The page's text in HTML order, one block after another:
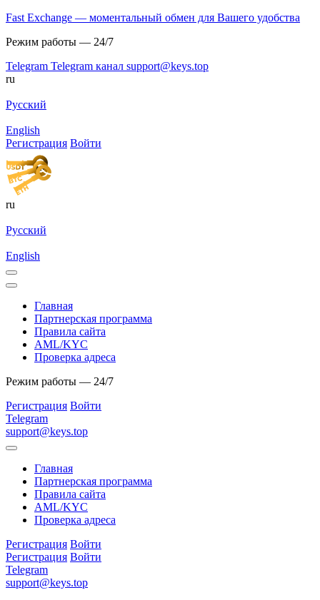
Fast Exchange — моментальный обмен для Вашего удобства
Режим работы — 24/7
Telegram Telegram канал support@keys.top
ru
Русский
English
Регистрация Войти
ru
Русский
English
Главная
Партнерская программа
Правила сайта
AML/KYC
Проверка адреса
Режим работы — 24/7
Регистрация Войти
Telegram
support@keys.top
Главная
Партнерская программа
Правила сайта
AML/KYC
Проверка адреса
Регистрация Войти
Регистрация Войти
Telegram
support@keys.top